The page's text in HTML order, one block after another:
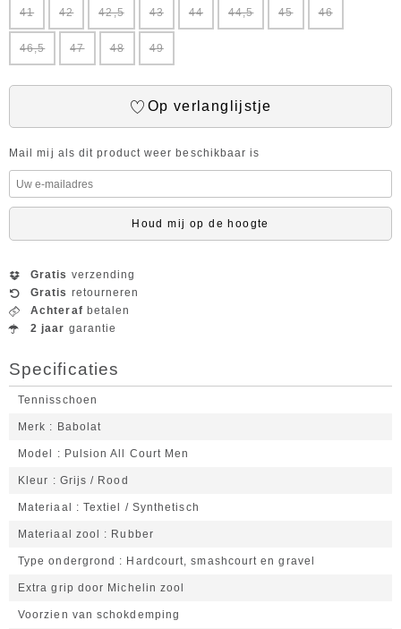
41 42 42,5 43 44 44,5 45 46
46,5 47 48 49
Op verlanglijstje
Mail mij als dit product weer beschikbaar is
Houd mij op de hoogte
Gratis verzending
Gratis retourneren
Achteraf betalen
2 jaar garantie
Specificaties
Tennisschoen
Merk Babolat
Model Pulsion All Court Men
Kleur Grijs / Rood
Materiaal Textiel / Synthetisch
Materiaal zool Rubber
Type ondergrond Hardcourt, smashcourt en gravel
Extra grip door Michelin zool
Voorzien van schokdemping